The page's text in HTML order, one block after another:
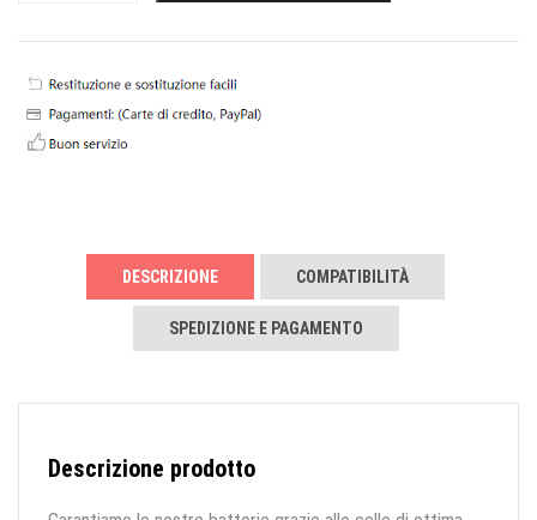
DESCRIZIONE COMPATIBILITÀ
SPEDIZIONE E PAGAMENTO
Descrizione prodotto